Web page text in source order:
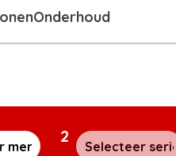
Onderhoud
2